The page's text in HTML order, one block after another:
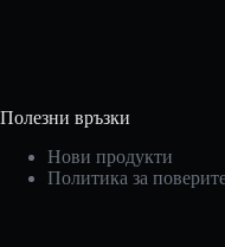
Полезни връзки
Нови продукти
Политика за